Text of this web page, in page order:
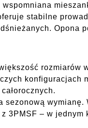
stabilne
Opona
konfiguracjach
3PMSF – w jednym